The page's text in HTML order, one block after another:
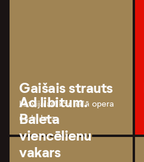
Gaišais strauts
Latvijas Nacionālā opera
un balets
Ad libitum.
Baleta
viencēlienu
vakars